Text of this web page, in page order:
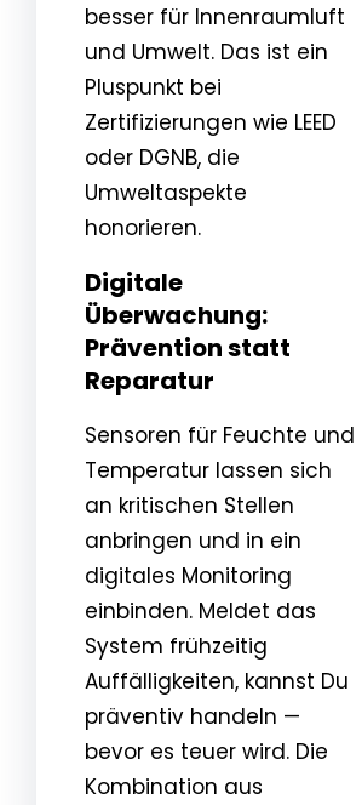
besser für Innenraumluft
und Umwelt. Das ist ein
Pluspunkt bei
Zertifizierungen wie LEED
oder DGNB, die
Umweltaspekte
honorieren.
Digitale
Überwachung:
Prävention statt
Reparatur
Sensoren für Feuchte und
Temperatur lassen sich
an kritischen Stellen
anbringen und in ein
digitales Monitoring
einbinden. Meldet das
System frühzeitig
Auffälligkeiten, kannst Du
präventiv handeln —
bevor es teuer wird. Die
Kombination aus